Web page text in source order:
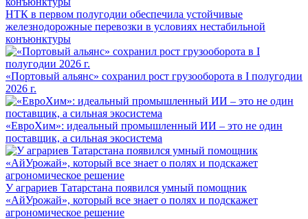
НТК в первом полугодии обеспечила устойчивые
железнодорожные перевозки в условиях нестабильной
конъюнктуры
«Портовый альянс» сохранил рост грузооборота в I полугодии
2026 г.
«ЕвроХим»: идеальный промышленный ИИ – это не один
поставщик, а сильная экосистема
У аграриев Татарстана появился умный помощник
«АйУрожай», который все знает о полях и подскажет
агрономическое решение